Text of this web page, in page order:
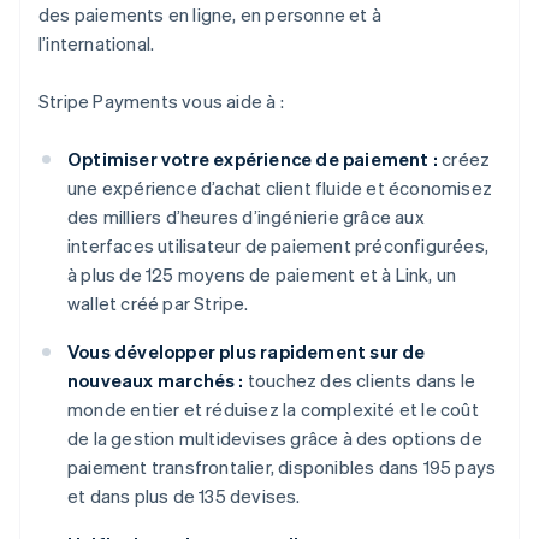
des paiements en ligne, en personne et à
l’international.
Stripe Payments vous aide à :
Optimiser votre expérience de paiement : créez
une expérience d’achat client fluide et économisez
des milliers d’heures d’ingénierie grâce aux
interfaces utilisateur de paiement préconfigurées,
à plus de 125 moyens de paiement et à Link, un
wallet créé par Stripe.
Vous développer plus rapidement sur de
nouveaux marchés : touchez des clients dans le
monde entier et réduisez la complexité et le coût
de la gestion multidevises grâce à des options de
paiement transfrontalier, disponibles dans 195 pays
et dans plus de 135 devises.